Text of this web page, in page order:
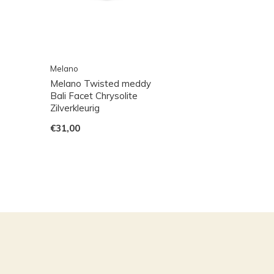
Melano
Melano Twisted meddy
Bali Facet Chrysolite
Zilverkleurig
€31,00